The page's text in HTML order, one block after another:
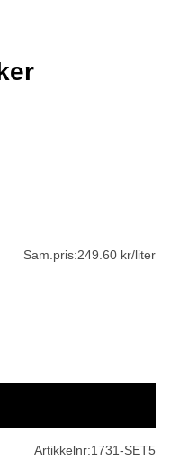
Sam.pris:249.60 kr/liter
Artikkelnr:1731-SET5